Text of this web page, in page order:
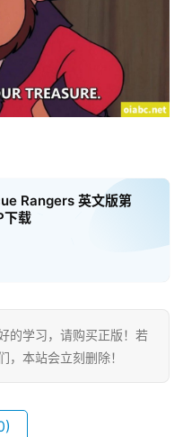
Rangers 英文版第
下载
的学习，请购买正版！若
，本站会立刻删除！